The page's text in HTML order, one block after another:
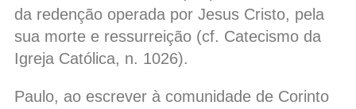
da redenção operada por Jesus Cristo, pela
sua morte e ressurreição (cf. Catecismo da
Igreja Católica, n. 1026).
Paulo, ao escrever à comunidade de Corinto